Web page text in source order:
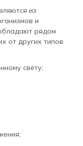
из
и
рядом
от других типов
свету;